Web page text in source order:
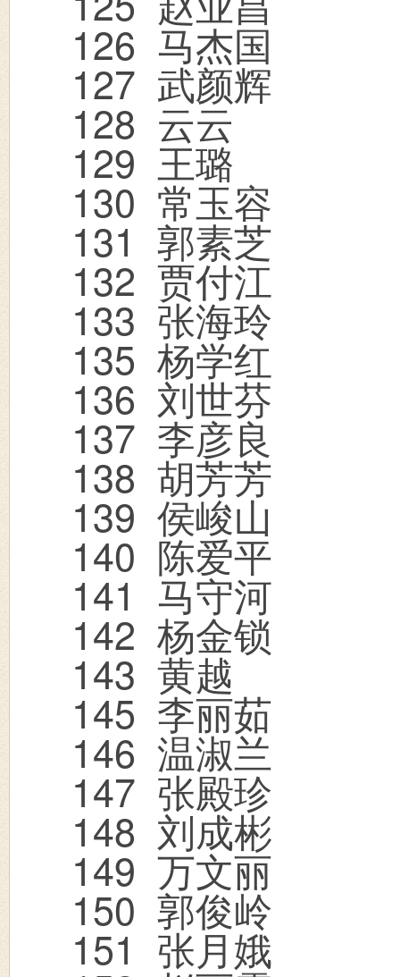
126 马杰国
127 武颜辉
128 云云
129 王璐
130 常玉容
131郭素芝
132贾付江
133 张海玲
135杨学红
136 刘世芬
137 李彦良
138胡芳芳
139侯峻山
140 陈爱平
141 马守河
142杨金锁
143黄越
145 李丽茹
146温淑兰
147 张殿珍
148 刘成彬
149万文丽
150郭俊岭
151 张月娥